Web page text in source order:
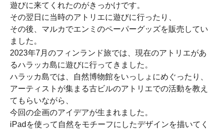
遊びに来てくれたのがきっかけです。
その翌日に当時のアトリエに遊びに行ったり、
その後、マルカでエンミのペーパーグッズを販売してい
ました。
2023年7月のフィンランド旅では、現在のアトリエがあ
るハラッカ島に遊びに行ってきました。
ハラッカ島では、自然博物館をいっしょにめぐったり、
アーティストが集まる古ビルのアトリエでの活動を教え
てもらいながら、
今回の企画のアイデアが生まれました。
iPadを使って自然をモチーフにしたデザインを描いてく